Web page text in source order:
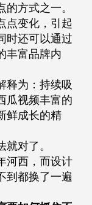
的方式之一。
点变化，引起
时还可以通过
丰富品牌内
释为：持续吸
⽠视频丰富的
鲜成⻓的精
对了。
河西， 而设计
到都换了一遍